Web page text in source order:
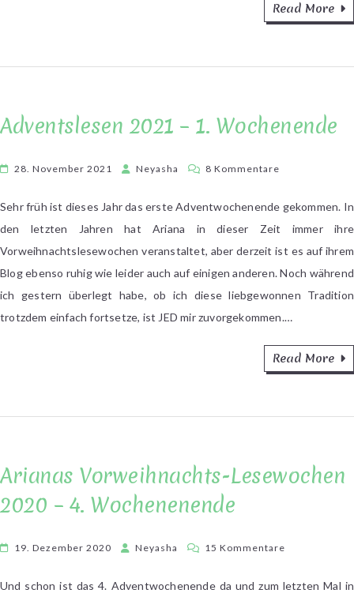
Read More
Adventslesen 2021 – 1. Wochenende
28. November 2021 Neyasha 8 Kommentare
2021
Sehr früh ist dieses Jahr das erste Adventwochenende gekommen. In
den letzten Jahren hat Ariana in dieser Zeit immer ihre
Vorweihnachtslesewochen veranstaltet, aber derzeit ist es auf ihrem
Blog ebenso ruhig wie leider auch auf einigen anderen. Noch während
ich gestern überlegt habe, ob ich diese liebgewonnen Tradition
trotzdem einfach fortsetze, ist JED mir zuvorgekommen.…
Read More
Arianas Vorweihnachts-Lesewochen
2020 – 4. Wochenenende
19. Dezember 2020 Neyasha 15 Kommentare
Und schon ist das 4. Adventwochenende da und zum letzten Mal in